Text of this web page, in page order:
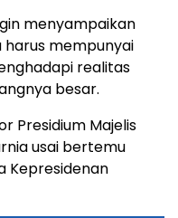
menyampaikan
harus mempunyai
realitas
besar.
Presidium Majelis
usai bertemu
Kepresidenan